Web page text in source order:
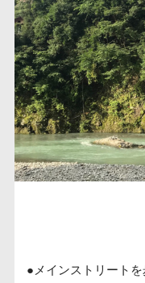
●メインストリート